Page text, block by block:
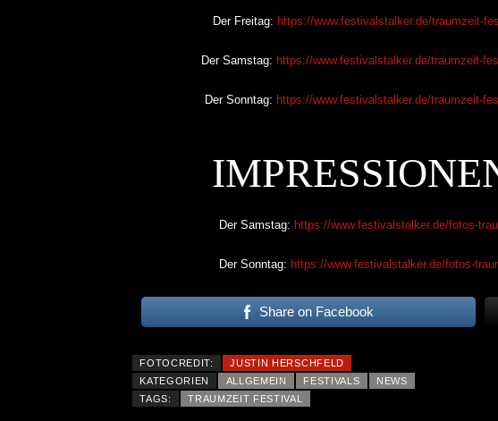
Der Freitag: https://www.festivalstalker.de/traumzeit-
Der Samstag: https://www.festivalstalker.de/traumzeit-
Der Sonntag: https://www.festivalstalker.de/traumzeit-
Der Samstag: https://www.festivalstalker.de/fotos-
Der Sonntag: https://www.festivalstalker.de/fotos-
Share on Facebook
FOTOCREDIT:
JUSTIN HERSCHFELD
KATEGORIEN
ALLGEMEIN FESTIVALS
NEWS
TAGS:
TRAUMZEIT FESTIVAL